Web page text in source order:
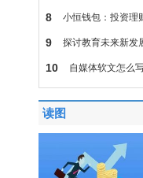
8 小恒钱包：投资理
9 探讨教育未来新发
10 自媒体软文怎么
读图